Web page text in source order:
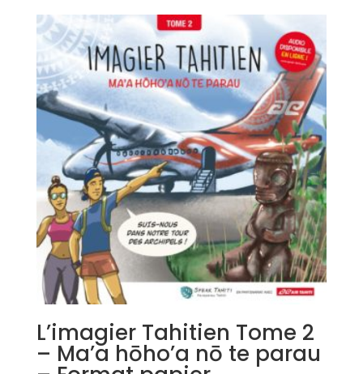
3500 XPF
5000 XPF
L’imagier Tahitien Tome 2
– Ma’a hōho’a nō te parau